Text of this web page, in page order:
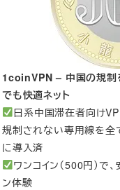
1coinVPN – 中国の規制
でも快適ネット
日系中国滞在者向け
規制されない専用線を全
に導入済
ワンコイン（500円）で
ン体験